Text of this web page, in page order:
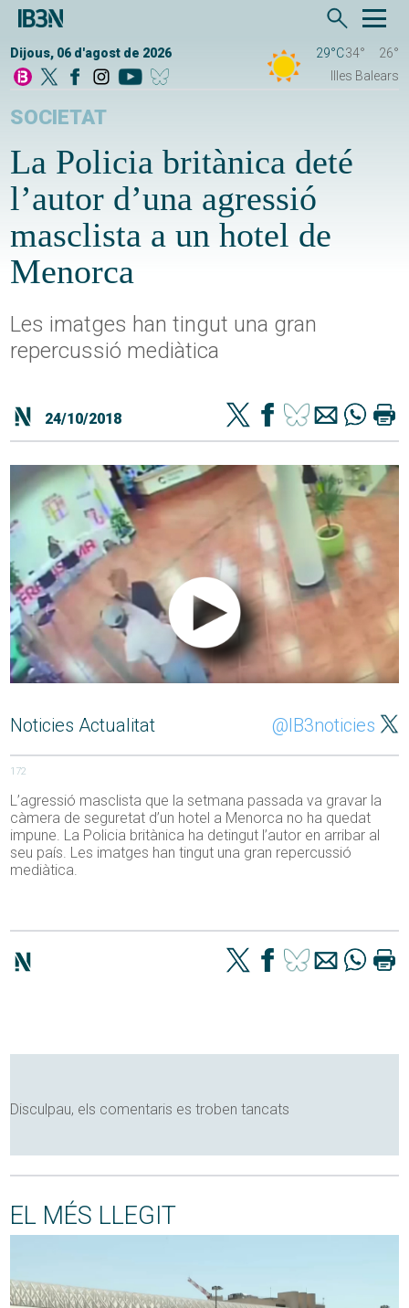
Dijous, 06 d'agost de 2026 29°C34°
26°
Illes Balears
SOCIETAT
La Policia britànica deté
l’autor d’una agressió
masclista a un hotel de
Menorca
Les imatges han tingut una gran
repercussió mediàtica
24/10/2018
Noticies Actualitat @IB3noticies
172
L’agressió masclista que la setmana passada va gravar la
càmera de seguretat d’un hotel a Menorca no ha quedat
impune. La Policia britànica ha detingut l’autor en arribar al
seu país. Les imatges han tingut una gran repercussió
mediàtica.
Disculpau, els comentaris es troben tancats
EL MÉS LLEGIT